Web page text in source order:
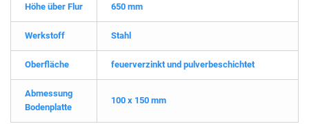
Höhe über Flur 650 mm
Werkstoff Stahl
Oberfläche feuerverzinkt und pulverbeschichtet
Abmessung
Bodenplatte
100 x 150 mm